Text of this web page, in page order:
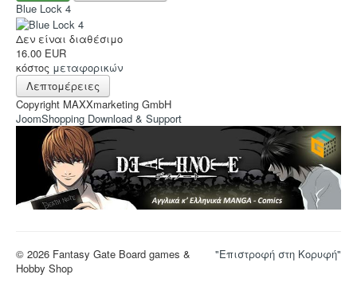
Blue Lock 4
Δεν είναι διαθέσιμο
16.00 EUR
κόστος μεταφορικών
Λεπτομέρειες
Copyright MAXXmarketing GmbH
JoomShopping Download & Support
"Επιστροφή στη Κορυφή"
© 2026 Fantasy Gate Board games &
Hobby Shop